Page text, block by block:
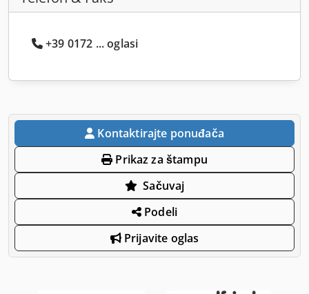
+39 0172 ... oglasi
Kontaktirajte ponuđača
Prikaz za štampu
Sačuvaj
Podeli
Prijavite oglas